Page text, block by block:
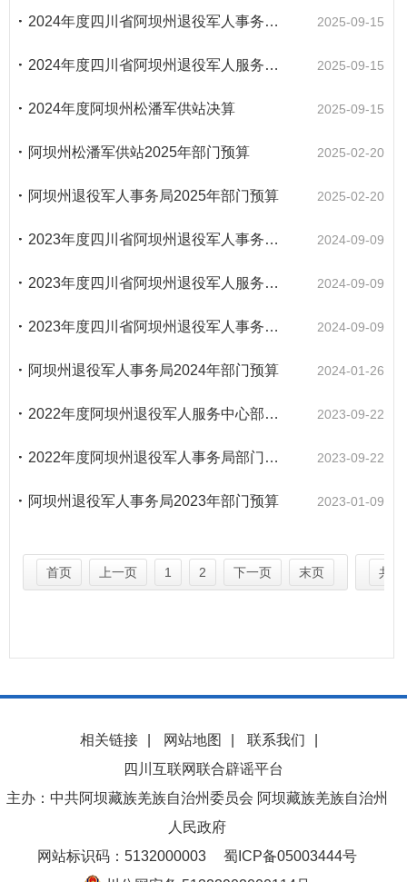
2024年度四川省阿坝州退役军人事务局单位决算 2025-09-15
2024年度四川省阿坝州退役军人服务中心决算 2025-09-15
2024年度阿坝州松潘军供站决算 2025-09-15
阿坝州松潘军供站2025年部门预算 2025-02-20
阿坝州退役军人事务局2025年部门预算 2025-02-20
2023年度四川省阿坝州退役军人事务部门决算 2024-09-09
2023年度四川省阿坝州退役军人服务中心单位决算 2024-09-09
2023年度四川省阿坝州退役军人事务局单位决算 2024-09-09
阿坝州退役军人事务局2024年部门预算 2024-01-26
2022年度阿坝州退役军人服务中心部门决算 2023-09-22
2022年度阿坝州退役军人事务局部门决算 2023-09-22
阿坝州退役军人事务局2023年部门预算 2023-01-09
首页 上一页 1 2 下一页 末页 共
相关链接 网站地图 联系我们
四川互联网联合辟谣平台
主办：中共阿坝藏族羌族自治州委员会 阿坝藏族羌族自治州
人民政府
网站标识码：5132000003
蜀ICP备05003444号